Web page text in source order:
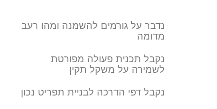
נדבר על גורמים להשמנה ומהו רעב
מדומה
נקבל תכנית פעולה מפורטת
לשמירה על משקל תקין
נקבל דפי הדרכה לבניית תפריט נכון